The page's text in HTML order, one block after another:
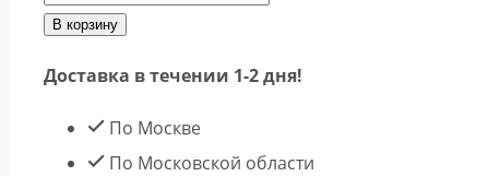
товара
комплект
WasserKRAFT
A185.254.155.WM
В корзину
Доставка в течении 1-2 дня!
По Москве
По Московской области